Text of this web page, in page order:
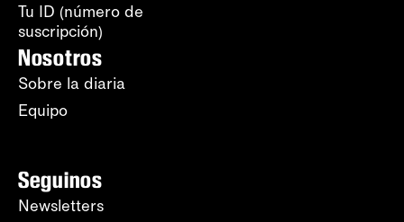
Tu ID (número de
suscripción)
Nosotros
Sobre la diaria
Equipo
Seguinos
Newsletters